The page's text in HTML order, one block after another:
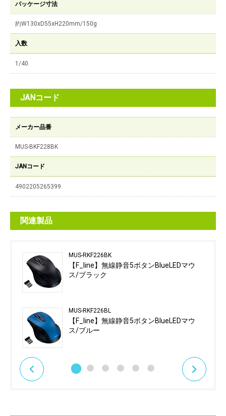
パッケージ寸法
約W130xD55xH220mm/150g
入数
1/40
JANコード
メーカー品番
MUS-BKF228BK
JANコード
4902205265399
関連製品
MUS-RKF226BK
【F_line】無線静音5ボタンBlueLEDマウ
ス/ブラック
MUS-RKF226BL
【F_line】無線静音5ボタンBlueLEDマウ
ス/ブルー